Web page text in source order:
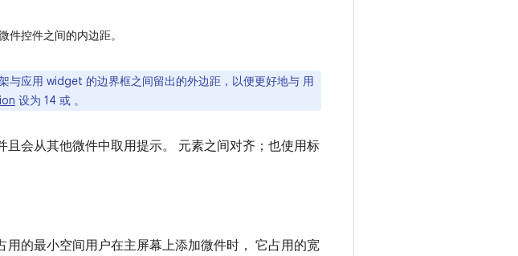
控件之间的内边距。
应用 widget 的边界框之间留出的外边距，以便更好地与 用
设为 14 或 。
会从其他微件中取用提示。 元素之间对齐；也使用标
用的最小空间用户在主屏幕上添加微件时， 它占用的宽